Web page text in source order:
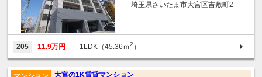
埼玉県さいたま市大宮区吉敷町2
205 11.9万円 1LDK（45.36ｍ2 ）
大宮の1K賃貸マンション